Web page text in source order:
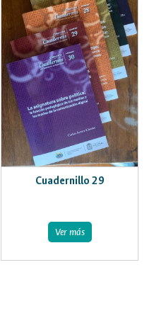
Cuadernillo 29
Ver más